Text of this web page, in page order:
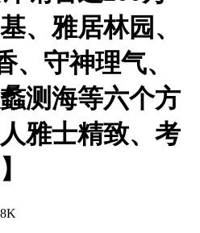
、雅居林园、
、守神理气、
测海等六个方
雅士精致、考